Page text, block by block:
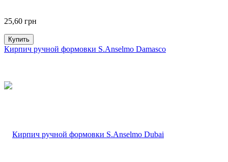
25,60 грн
Купить
Кирпич ручной формовки S.Anselmo Damasco